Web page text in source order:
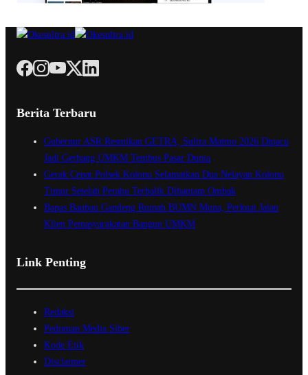
Berita Terbaru
Gubernur ASR Resmikan GETRA, Sultra Maimo 2026 Dipacu
Jadi Gerbang UMKM Tembus Pasar Dunia
Gerak Cepat Polsek Kolono Selamatkan Dua Nelayan Kolono
Timur Setelah Perahu Terbalik Dihantam Ombak
Bapas Baubau Gandeng Rumah BUMN Muna, Perkuat Jalan
Klien Pemasyarakatan Bangun UMKM
Link Penting
Redaksi
Pedoman Media Siber
Kode Etik
Disclaimer